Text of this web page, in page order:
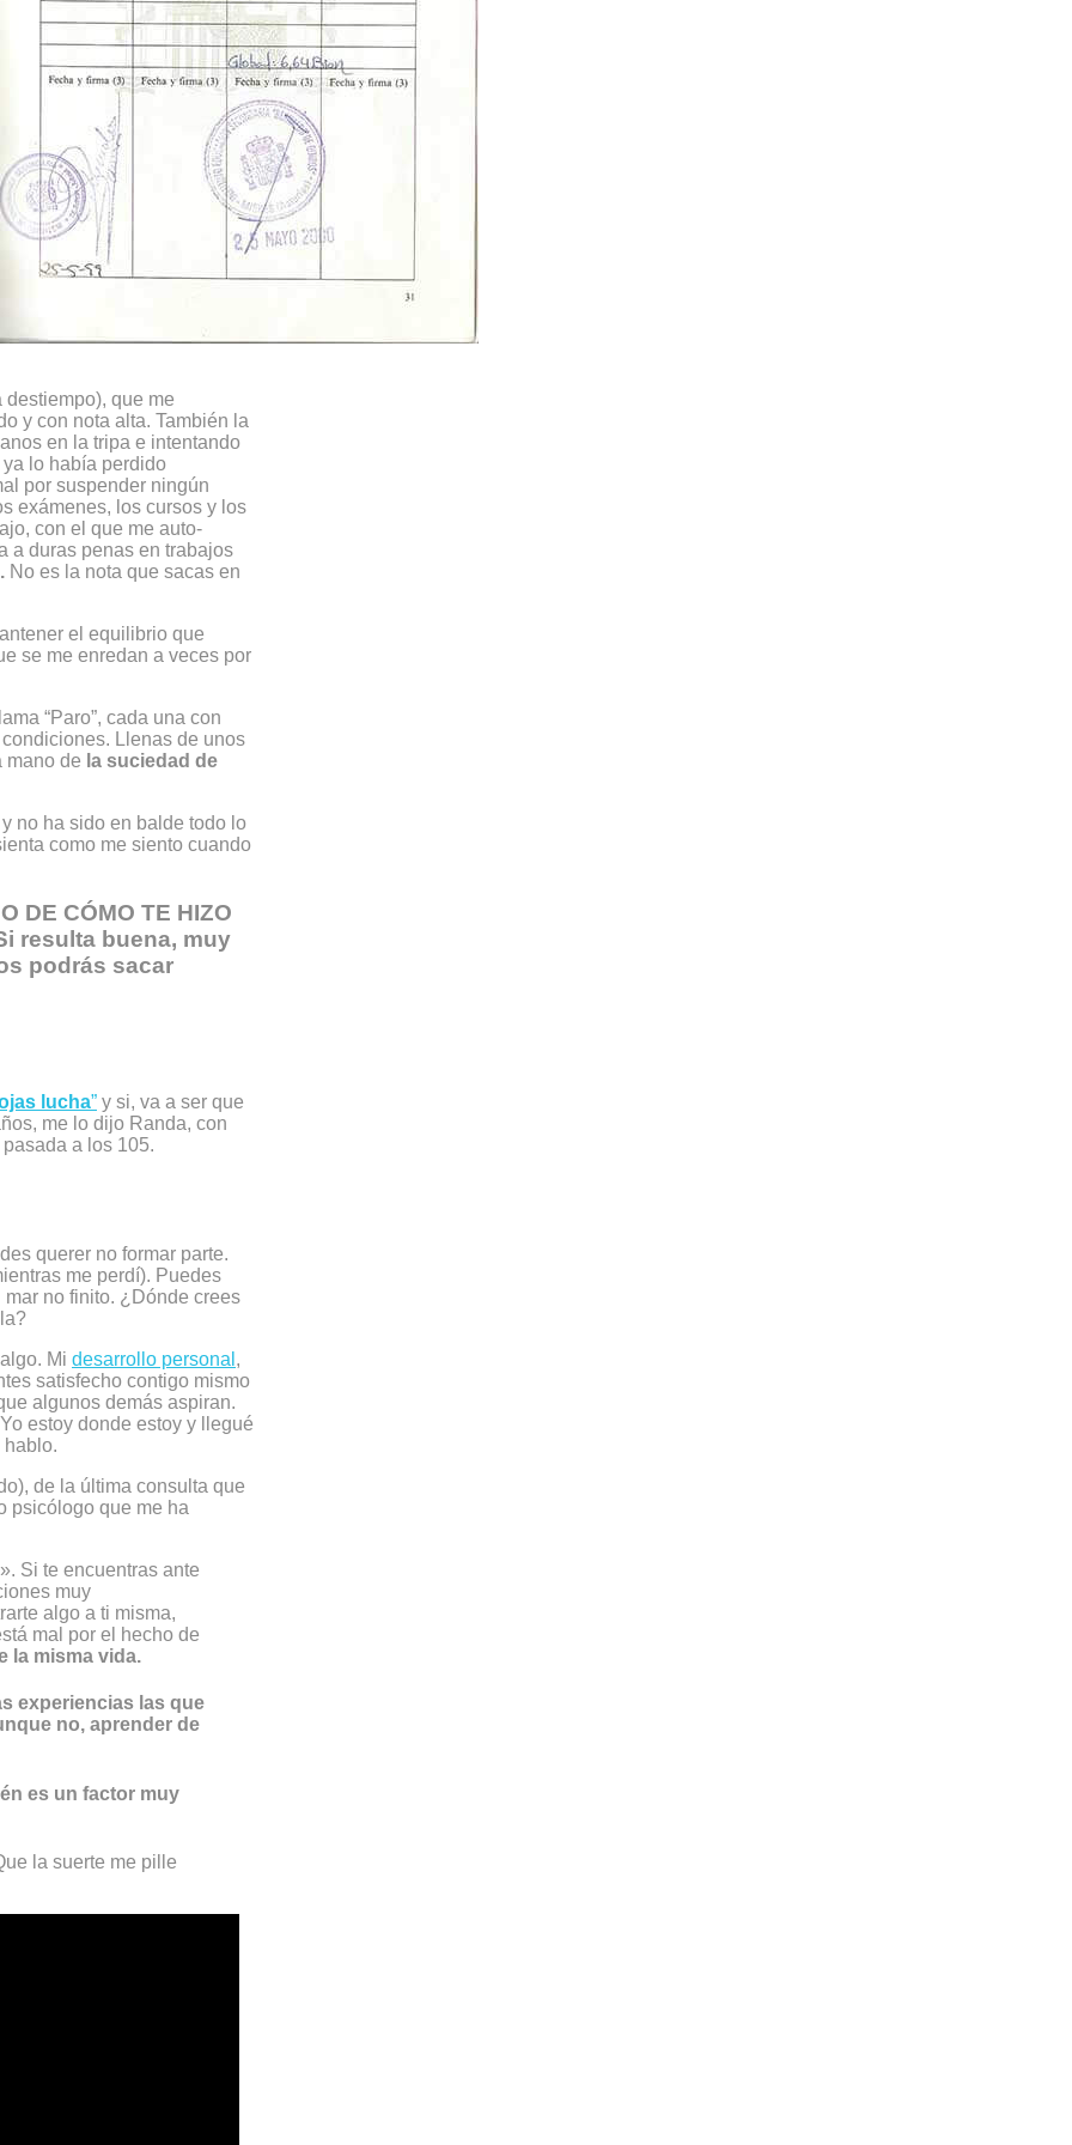
que me
y con nota alta. También la
en la tripa e intentando
lo había perdido
por suspender ningún
exámenes, los cursos y los
con el que me auto-
a duras penas en trabajos
No es la nota que sacas en
el equilibrio que
se me enredan a veces por
“Paro”, cada una con
Llenas de unos
mano de la suciedad de
no ha sido en balde todo lo
como me siento cuando
DE CÓMO TE HIZO
resulta buena, muy
podrás sacar
lucha” y si, va a ser que
me lo dijo Randa, con
a los 105.
querer no formar parte.
me perdí). Puedes
no finito. ¿Dónde crees
Mi desarrollo personal ,
satisfecho contigo mismo
algunos demás aspiran.
estoy donde estoy y llegué
hablo.
de la última consulta que
psicólogo que me ha
Si te encuentras ante
muy
algo a ti misma,
mal por el hecho de
la misma vida.
experiencias las que
no, aprender de
es un factor muy
la suerte me pille